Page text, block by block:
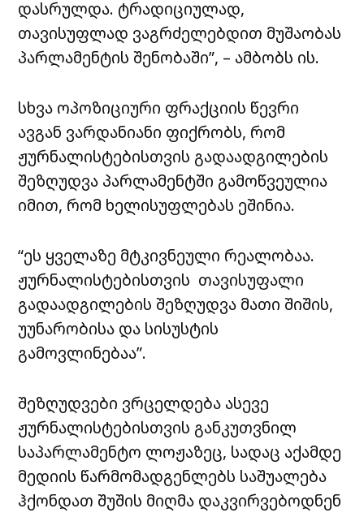
დასრულდა. ტრადიციულად,
თავისუფლად ვაგრძელებდით მუშაობას
პარლამენტის შენობაში”, – ამბობს ის.
სხვა ოპოზიციური ფრაქციის წევრი
ავგან ვარდანიანი ფიქრობს, რომ
ჟურნალისტებისთვის გადაადგილების
შეზღუდვა პარლამენტში გამოწვეულია
იმით, რომ ხელისუფლებას ეშინია.
“ეს ყველაზე მტკივნეული რეალობაა.
ჟურნალისტებისთვის თავისუფალი
გადაადგილების შეზღუდვა მათი შიშის,
უუნარობისა და სისუსტის
გამოვლინებაა”.
შეზღუდვები ვრცელდება ასევე
ჟურნალისტებისთვის განკუთვნილ
საპარლამენტო ლოჟაზეც, სადაც აქამდე
მედიის წარმომადგენლებს საშუალება
ჰქონდათ შუშის მიღმა დაკვირვებოდნენ